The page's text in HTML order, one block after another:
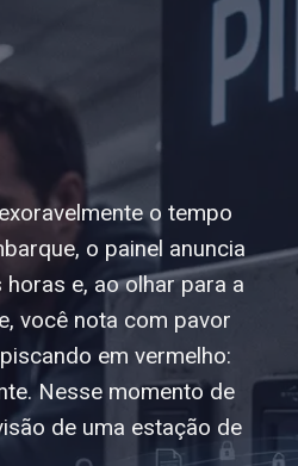
o tempo
o painel anuncia
e, ao olhar para a
você nota com pavor
em vermelho:
Nesse momento de
de uma estação de